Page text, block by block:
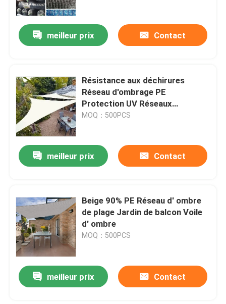
meilleur prix Contact
Résistance aux déchirures
Réseau d'ombrage PE
Protection UV Réseaux
d'ombrage perméables pour
MOQ：500PCS
meilleur prix Contact
Beige 90% PE Réseau d' ombre
de plage Jardin de balcon Voile
d' ombre
MOQ：500PCS
meilleur prix Contact